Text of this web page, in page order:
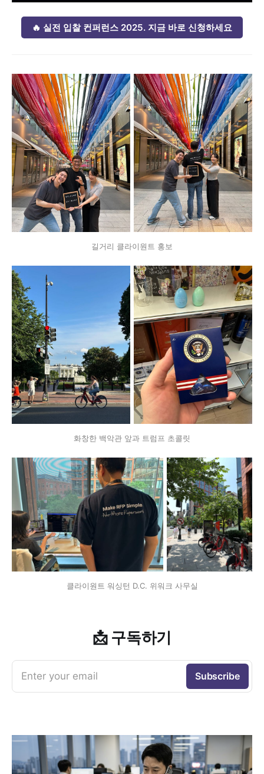
🔥 실전 입찰 컨퍼런스 2025. 지금 바로 신청하세요
길거리 클라이원트 홍보
화창한 백악관 앞과 트럼프 초콜릿
클라이원트 워싱턴 D.C. 위워크 사무실
📩 구독하기
Enter your email Subscribe